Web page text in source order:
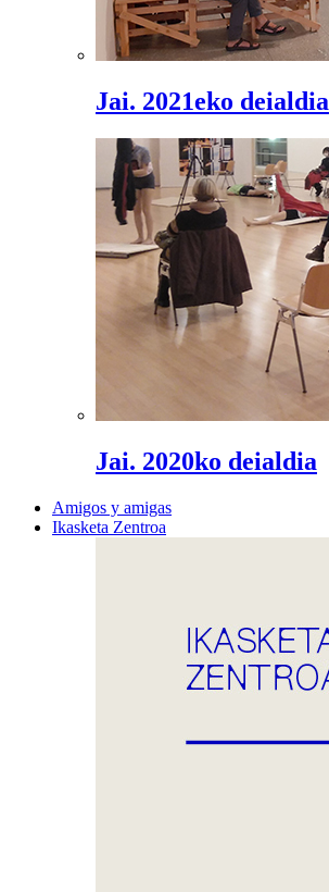
Jai. 2021eko deialdia
Jai. 2020ko deialdia
Amigos y amigas
Ikasketa Zentroa